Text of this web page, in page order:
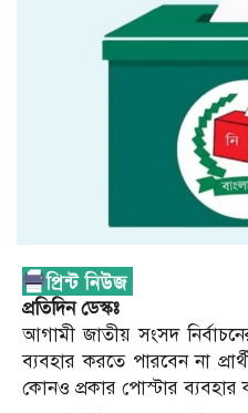
প্রতিদিন ডেস্কঃ
আগামী জাতীয় সংসদ
ব্যবহার করতে পারবেন না
কোনও প্রকার পোস্টার ব্যবহার